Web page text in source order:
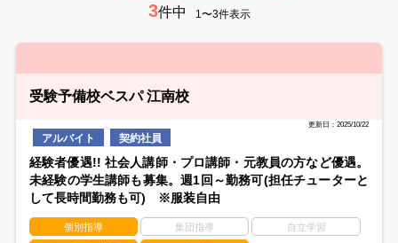
3件中 1〜3件表示
受験予備校ベスパ 江南校
更新日：2025/10/22
アルバイト 契約社員
経験者優遇!! 社会人講師・プロ講師・元教員の方など優遇。
未経験の学生講師も募集。週1回～勤務可(担任チューターと
して長時間勤務も可) ※服装自由
個別指導 集団指導 自立学習